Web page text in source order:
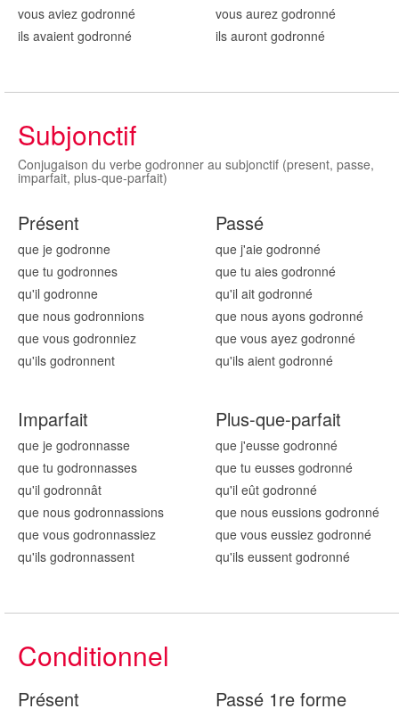
vous aviez godronné
ils avaient godronné
vous aurez godronné
ils auront godronné
Subjonctif
Conjugaison du verbe godronner au subjonctif (present, passe,
imparfait, plus-que-parfait)
Présent
que je godronne
que tu godronnes
qu'il godronne
que nous godronnions
que vous godronniez
qu'ils godronnent
Passé
que j'aie godronné
que tu aies godronné
qu'il ait godronné
que nous ayons godronné
que vous ayez godronné
qu'ils aient godronné
Imparfait
que je godronnasse
que tu godronnasses
qu'il godronnât
que nous godronnassions
que vous godronnassiez
qu'ils godronnassent
Plus-que-parfait
que j'eusse godronné
que tu eusses godronné
qu'il eût godronné
que nous eussions godronné
que vous eussiez godronné
qu'ils eussent godronné
Conditionnel
Présent Passé 1re forme